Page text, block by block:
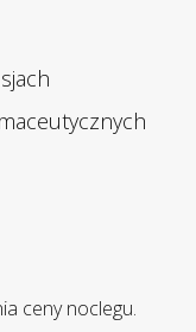
ceny noclegu.